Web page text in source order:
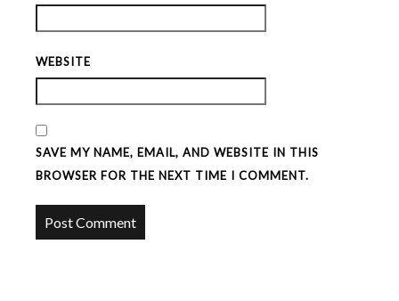
WEBSITE
SAVE MY NAME, EMAIL, AND WEBSITE IN THIS
BROWSER FOR THE NEXT TIME I COMMENT.